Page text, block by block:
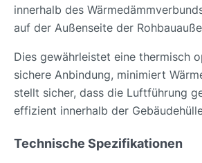
innerhalb des
auf der Außenseite der
Dies gewährleistet eine thermisch
sichere Anbindung, minimiert
stellt sicher, dass die Luftführung
effizient innerhalb der
Technische Spezifikationen